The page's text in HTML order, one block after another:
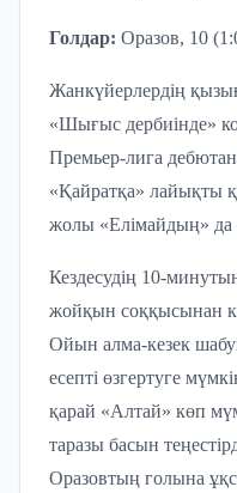
Голдар: Оразов, 10
Жанкүйерлердің
«Шығыс дербиінде»
Премьер-лига
«Қайратқа» лайықты
жолы «Елімайдың» да
Кездесудің 10-
жойқын соққысынан
Ойын алма-кезек
есепті өзгертуге
қарай «Алтай» көп
таразы басын
Оразовтың голына